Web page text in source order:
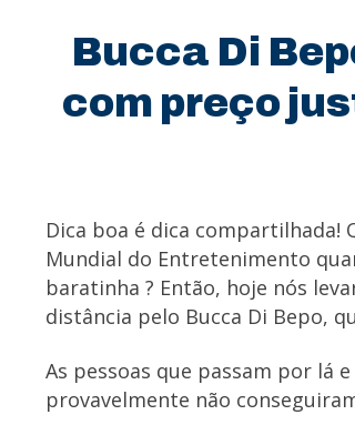
Bucca Di
com preço
Dica boa é dica compartilhada!
Mundial do Entretenimento
baratinha ? Então, hoje nós
distância pelo Bucca Di Bepo,
As pessoas que passam por lá
provavelmente não